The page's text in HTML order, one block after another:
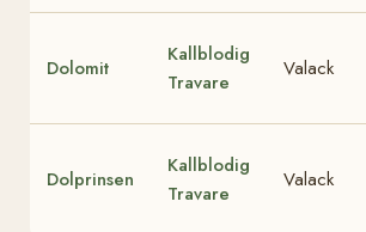
Dolomit
Kallblodig
Travare
Valack
Dolprinsen
Kallblodig
Travare
Valack